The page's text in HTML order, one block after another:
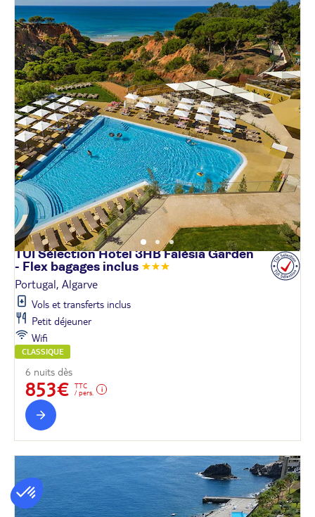
TUI Sélection Hôtel 3HB Falésia Garden
- Flex bagages inclus
Portugal, Algarve
Vols et transferts inclus
Petit déjeuner
Wifi
CLASSIQUE
6 nuits dès
853€
TTC
/ pers.